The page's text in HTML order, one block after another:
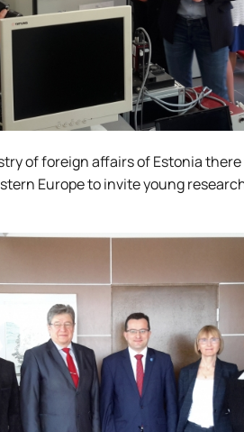
of foreign affairs of Estonia
Europe to invite young